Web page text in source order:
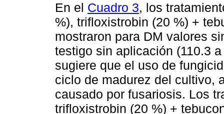
En el Cuadro 3, los
%), trifloxistrobin (20 %) +
mostraron para DM valores
testigo sin aplicación (110.3
sugiere que el uso de
ciclo de madurez del cultivo,
causado por fusariosis. Los
trifloxistrobin (20 %) +